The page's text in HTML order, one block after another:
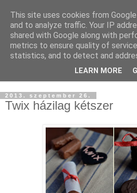
2013. szeptember 26.
Twix házilag kétszer
This site uses cookies from
and to analyze traffic. Your IP
shared with Google along with
metrics to ensure quality of
statistics, and to detect and
LEARN MORE